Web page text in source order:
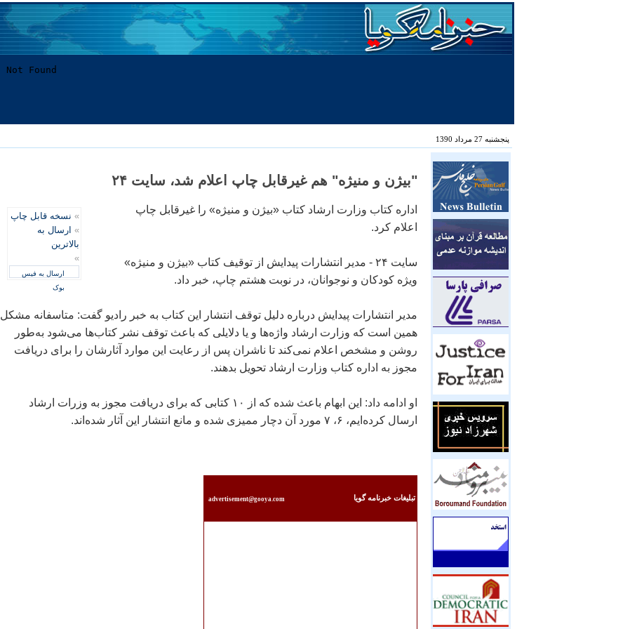
پنجشنبه 27 مرداد 1390
"بيژن و منيژه" هم غيرقابل چاپ اعلام شد، سايت ۲۴
» نسخه قابل چاپ
» ارسال به
بالاترین
»
ارسال به فیس
بوک
اداره کتاب وزارت ارشاد کتاب «بيژن و منيژه» را غير‌قابل چاپ
اعلام کرد.
سايت ۲۴ - مدير انتشارات پيدايش از توقيف کتاب «‌بيژن و منيژه»
ويژه کودکان و نوجوانان، در نوبت هشتم چاپ، خبر داد.
مدير انتشارات پيدايش درباره دليل توقف انتشار اين کتاب به خبر راديو گفت: متاسفانه مشکل
همين است که وزارت ارشاد واژه‌ها و يا دلايلی که باعث توقف نشر کتاب‌ها می‌شود به‌طور
روشن و مشخص اعلام نمی‌کند تا ناشران پس از رعايت اين موارد آثارشان را برای دريافت
مجوز به اداره کتاب وزارت ارشاد تحويل بدهند.
او ادامه داد: اين ابهام باعث شده که از ۱۰ کتابی که برای دريافت مجوز به وزرات ارشاد
ارسال کرده‌ايم، ۶، ۷ مورد آن دچار مميزی شده و مانع انتشار اين آثار شده‌اند.
تبليغات خبرنامه گويا advertisement@gooya.com